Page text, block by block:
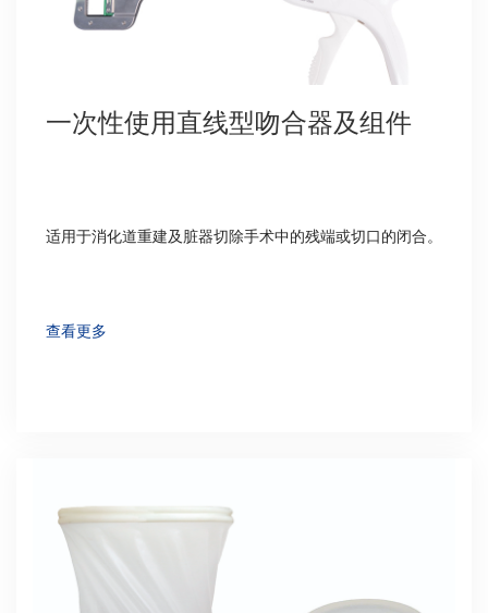
一次性使用直线型吻合器及组件
适用于消化道重建及脏器切除手术中的残端或切口的闭合。
查看更多